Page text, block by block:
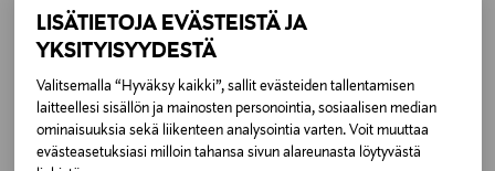
LISÄTIETOJA EVÄSTEISTÄ JA
YKSITYISYYDESTÄ
Valitsemalla “Hyväksy kaikki”, sallit evästeiden tallentamisen
laitteellesi sisällön ja mainosten personointia, sosiaalisen median
ominaisuuksia sekä liikenteen analysointia varten. Voit muuttaa
evästeasetuksiasi milloin tahansa sivun alareunasta löytyvästä
AM01A 7
Valmistaja
ALESSI S.P.A
LISÄÄ KIINNOSTAVIA
TUOTTEITA